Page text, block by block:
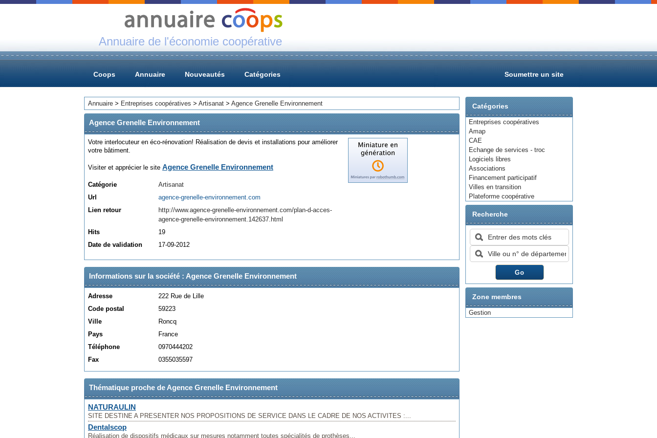
Annuaire de l'économie coopérative
Coops Annuaire Nouveautés Catégories Soumettre un site
Catégories
Entreprises coopératives
Amap
CAE
Echange de services - troc
Logiciels libres
Associations
Financement participatif
Villes en transition
Plateforme coopérative
Recherche
Zone membres
Gestion
Annuaire > Entreprises coopératives > Artisanat > Agence Grenelle Environnement
Agence Grenelle Environnement
Votre interlocuteur en éco-rénovation! Réalisation de devis et installations pour améliorer
votre bâtiment.
Visiter et apprécier le site Agence Grenelle Environnement
Catégorie
Artisanat
Url
agence-grenelle-environnement.com
Lien retour
http://www.agence-grenelle-environnement.com/plan-d-acces-
agence-grenelle-environnement.142637.html
Hits
19
Date de validation
17-09-2012
Informations sur la société : Agence Grenelle Environnement
Adresse
222 Rue de Lille
Code postal
59223
Ville
Roncq
Pays
France
Téléphone
0970444202
Fax
0355035597
Thématique proche de Agence Grenelle Environnement
NATURAULIN
SITE DESTINE A PRESENTER NOS PROPOSITIONS DE SERVICE DANS LE CADRE DE NOS ACTIVITES :...
Dentalscop
Réalisation de dispositifs médicaux sur mesures notamment toutes spécialités de prothèses...